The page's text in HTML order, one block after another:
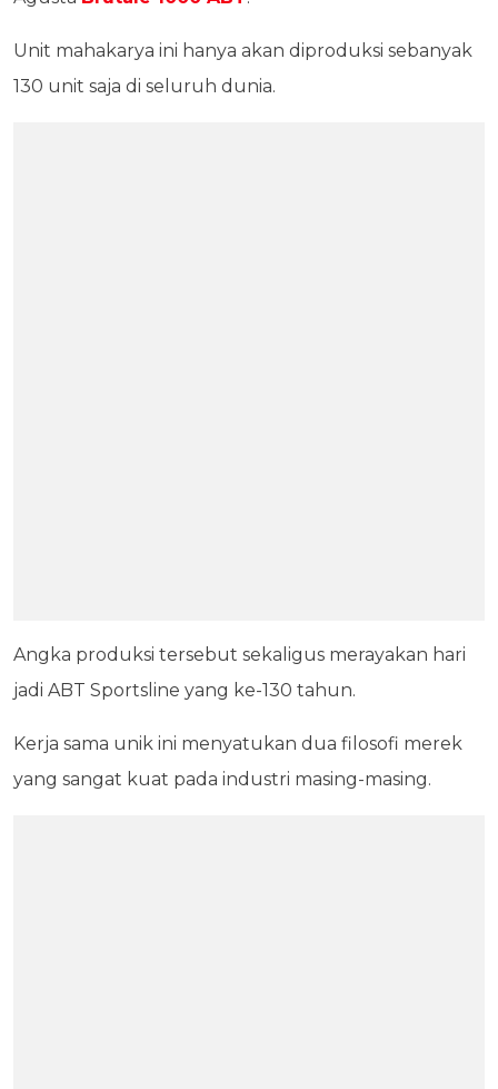
Unit mahakarya ini hanya akan diproduksi sebanyak
130 unit saja di seluruh dunia.
Angka produksi tersebut sekaligus merayakan hari
jadi ABT Sportsline yang ke-130 tahun.
Kerja sama unik ini menyatukan dua filosofi merek
yang sangat kuat pada industri masing-masing.